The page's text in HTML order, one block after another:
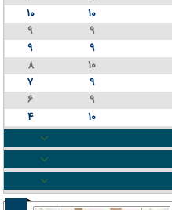
۱۰
۱۰
۹
۹
۹
۹
۱۰
۸
۹
۷
۹
۶
۱۰ ۴